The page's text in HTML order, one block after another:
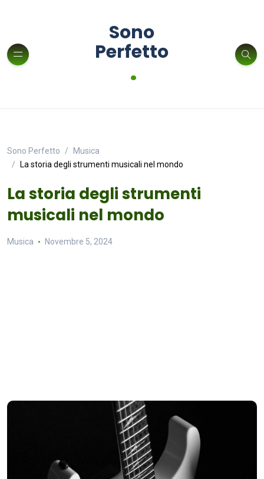
Sono
Perfetto
.
Sono Perfetto
Musica
La storia degli strumenti musicali nel mondo
La storia degli strumenti
musicali nel mondo
Musica Novembre 5, 2024